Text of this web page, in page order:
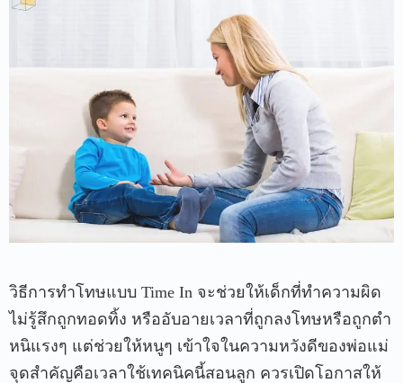
วิธีการทำโทษแบบ Time In จะช่วยให้เด็กที่ทำความผิด
ไม่รู้สึกถูกทอดทิ้ง หรืออับอายเวลาที่ถูกลงโทษหรือถูกตำ
หนิแรงๆ แต่ช่วยให้หนูๆ เข้าใจในความหวังดีของพ่อแม่
จุดสำคัญคือเวลาใช้เทคนิคนี้สอนลูก ควรเปิดโอกาสให้